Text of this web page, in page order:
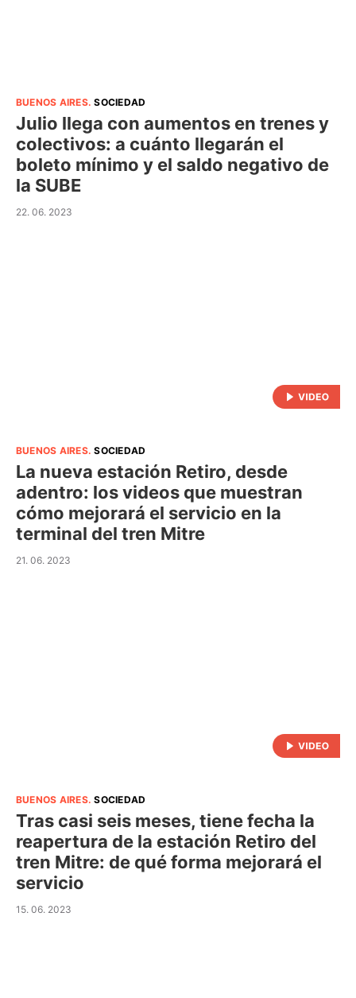
BUENOS AIRES.SOCIEDAD
Julio llega con aumentos en trenes y
colectivos: a cuánto llegarán el
boleto mínimo y el saldo negativo de
la SUBE
22. 06. 2023
BUENOS AIRES.SOCIEDAD
La nueva estación Retiro, desde
adentro: los videos que muestran
cómo mejorará el servicio en la
terminal del tren Mitre
21. 06. 2023
BUENOS AIRES.SOCIEDAD
Tras casi seis meses, tiene fecha la
reapertura de la estación Retiro del
tren Mitre: de qué forma mejorará el
servicio
15. 06. 2023